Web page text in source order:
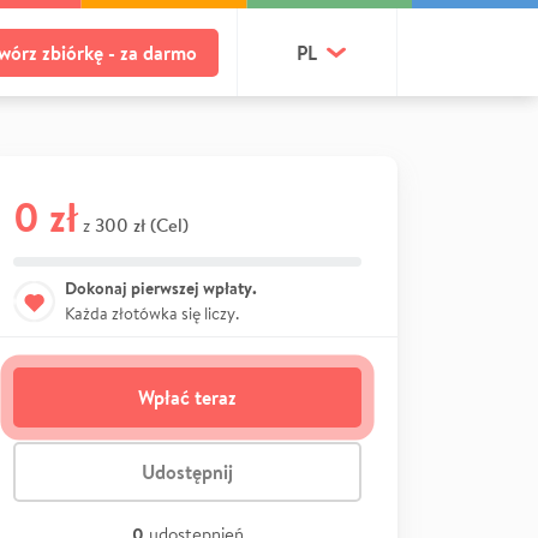
zbiórkę - za darmo PL
0 zł z 300 zł (Cel)
Dokonaj pierwszej wpłaty.
Każda złotówka się liczy.
Wpłać teraz
Udostępnij